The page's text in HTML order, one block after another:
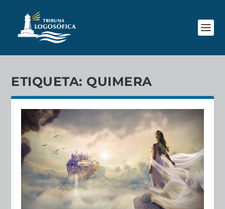
ETIQUETA: QUIMERA